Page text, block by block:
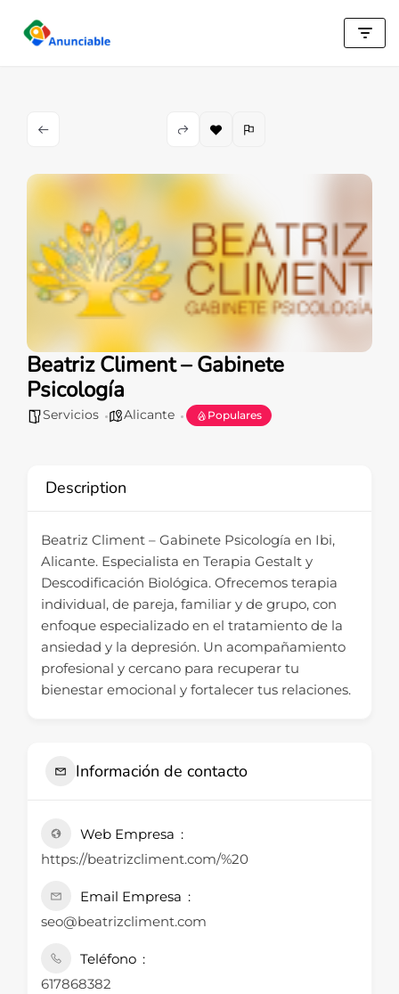
Saltar
Beatriz Climent – Gabinete
Psicología
Servicios Alicante Populares
Description
Beatriz Climent – Gabinete Psicología en Ibi,
Alicante. Especialista en Terapia Gestalt y
Descodificación Biológica. Ofrecemos terapia
individual, de pareja, familiar y de grupo, con
enfoque especializado en el tratamiento de la
ansiedad y la depresión. Un acompañamiento
profesional y cercano para recuperar tu
bienestar emocional y fortalecer tus relaciones.
Información de contacto
Web Empresa
https://beatrizcliment.com/%20
Email Empresa
seo@beatrizcliment.com
Teléfono
617868382